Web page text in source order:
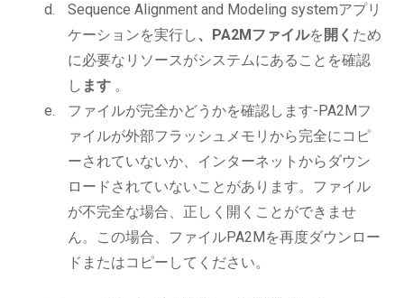
Sequence Alignment and Modeling systemアプリ
ケーションを実行し、PA2Mファイルを 開く ため
に必要なリソースがシステムにあることを確認
し ます 。
ファイルが完全かどうかを確認します-PA2Mフ
ァイルが外部フラッシュメモリから完全にコピ
ーされていないか、インターネットからダウン
ロードされていないことがあります。ファイル
が不完全な場合、正しく開くことができませ
ん。この場合、ファイルPA2Mを再度ダウンロー
ドまたはコピーしてください。